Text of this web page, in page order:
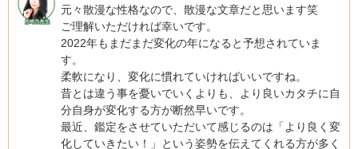
元々散漫な性格なので、散漫な文章だと思います笑
ご理解いただければ幸いです。
2022年もまだまだ変化の年になると予想されていま
す。
柔軟になり、変化に慣れていければいいですね。
昔とは違う事を憂いでいくよりも、より良いカタチに自
分自身が変化する方が断然早いです。
最近、鑑定をさせていただいて感じるのは「より良く変
化していきたい！」という姿勢を伝えてくれる方が多く